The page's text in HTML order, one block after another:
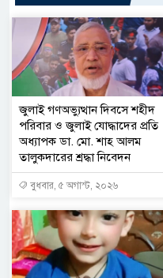
জুলাই গণঅভ্যুত্থান দিবসে শহীদ
পরিবার ও জুলাই যোদ্ধাদের প্রতি
অধ্যাপক ডা. মো. শাহ আলম
তালুকদারের শ্রদ্ধা নিবেদন
বুধবার, ৫ অগাস্ট, ২০২৬